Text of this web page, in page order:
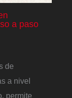
a paso
de
a nivel
permite